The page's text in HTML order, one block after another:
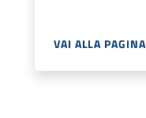
VAI ALLA PAGINA